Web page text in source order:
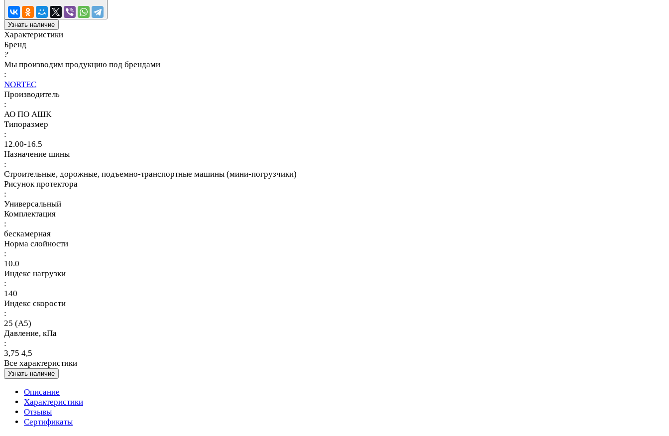
Узнать наличие
Характеристики
Бренд
?
Мы производим продукцию под брендами
:
NORTEC
Производитель
:
АО ПО АШК
Типоразмер
:
12.00-16.5
Назначение шины
:
Строительные, дорожные, подъемно-транспортные машины (мини-погрузчики)
Рисунок протектора
:
Универсальный
Комплектация
:
бескамерная
Норма слойности
:
10.0
Индекс нагрузки
:
140
Индекс скорости
:
25 (A5)
Давление, кПа
:
3,75 4,5
Все характеристики
Узнать наличие
Описание
Характеристики
Отзывы
Сертификаты